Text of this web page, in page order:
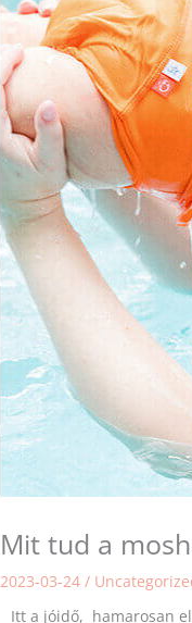
Mit tud a
2023-03-24/
Itt a jóidő, hamarosan